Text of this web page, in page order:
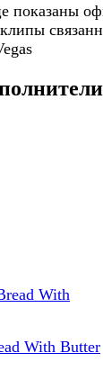
показаны
With Butter